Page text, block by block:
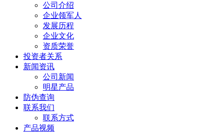
公司介绍
企业领军人
发展历程
企业文化
资质荣誉
投资者关系
新闻资讯
公司新闻
明星产品
防伪查询
联系我们
联系方式
产品视频